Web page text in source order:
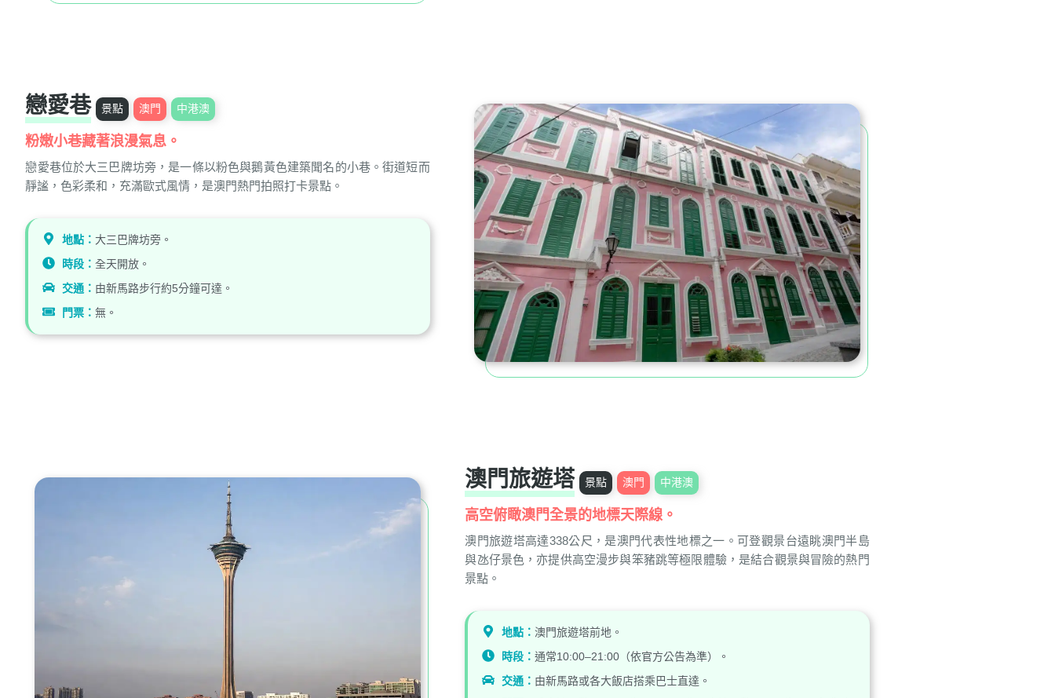
戀愛巷 景點 澳門 中港澳
粉嫩小巷藏著浪漫氣息。
戀愛巷位於大三巴牌坊旁，是一條以粉色與鵝黃色建築聞名的小巷。街道短而
靜謐，色彩柔和，充滿歐式風情，是澳門熱門拍照打卡景點。
地點： 大三巴牌坊旁。
時段：全天開放。
交通： 由新馬路步行約5分鐘可達。
門票：無。
澳門旅遊塔 景點 澳門 中港澳
高空俯瞰澳門全景的地標天際線。
澳門旅遊塔高達338公尺，是澳門代表性地標之一。可登觀景台遠眺澳門半島
與氹仔景色，亦提供高空漫步與笨豬跳等極限體驗，是結合觀景與冒險的熱門
景點。
地點： 澳門旅遊塔前地。
時段：通常10:00–21:00（依官方公告為準）。
交通： 由新馬路或各大飯店搭乘巴士直達。